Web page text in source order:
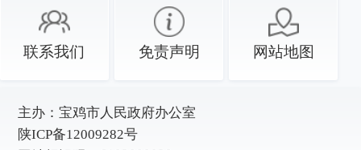
联系我们 免责声明 网站地图
主办： 宝鸡市人民政府办公室
陕ICP备12009282号